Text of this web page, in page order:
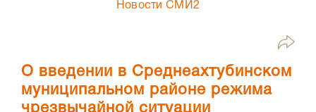
Новости СМИ2
О введении в Среднеахтубинском
муниципальном районе режима
чрезвычайной ситуации